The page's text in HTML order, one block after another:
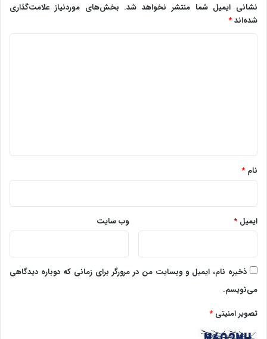
نشانی ایمیل شما منتشر نخواهد شد. بخش‌های موردنیاز علامت‌گذاری
شده‌اند*
نام *
ایمیل * وب‌ سایت
ذخیره نام، ایمیل و وبسایت من در مرورگر برای زمانی که دوباره دیدگاهی
می‌نویسم.
تصویر امنیتی *